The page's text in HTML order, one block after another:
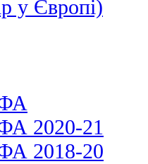
у Європі)
2020-21
2018-20